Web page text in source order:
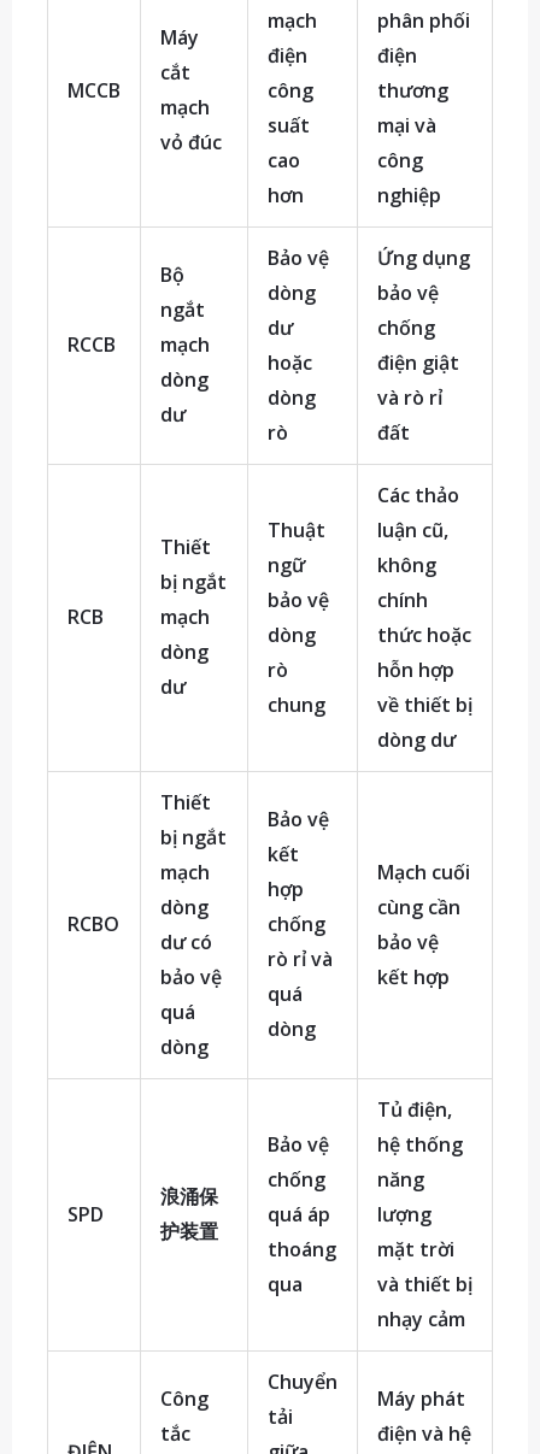
MCCB
Máy
cắt
mạch
vỏ đúc
mạch
điện
công
suất
cao
hơn
phân phối
điện
thương
mại và
công
nghiệp
RCCB
Bộ
ngắt
mạch
dòng
dư
Bảo vệ
dòng
dư
hoặc
dòng
rò
Ứng dụng
bảo vệ
chống
điện giật
và rò rỉ
đất
RCB
Thiết
bị ngắt
mạch
dòng
dư
Thuật
ngữ
bảo vệ
dòng
rò
chung
Các thảo
luận cũ,
không
chính
thức hoặc
hỗn hợp
về thiết bị
dòng dư
RCBO
Thiết
bị ngắt
mạch
dòng
dư có
bảo vệ
quá
dòng
Bảo vệ
kết
hợp
chống
rò rỉ và
quá
dòng
Mạch cuối
cùng cần
bảo vệ
kết hợp
SPD
浪涌保
护装置
Bảo vệ
chống
quá áp
thoáng
qua
Tủ điện,
hệ thống
năng
lượng
mặt trời
và thiết bị
nhạy cảm
Công
tắc
Chuyển
tải
Máy phát
điện và hệ